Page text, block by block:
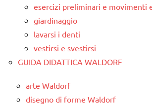
esercizi preliminari e movimenti
giardinaggio
lavarsi i denti
vestirsi e svestirsi
GUIDA DIDATTICA WALDORF
arte Waldorf
disegno di forme Waldorf